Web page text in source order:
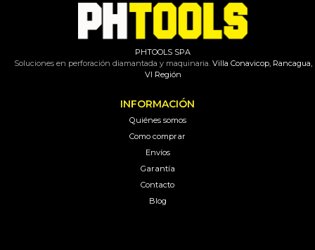
PHTOOLS SPA
Soluciones en perforación diamantada y maquinaria.Villa Conavicop, Rancagua,
VI Región
INFORMACIÓN
Quiénes somos
Como comprar
Envíos
Garantía
Contacto
Blog